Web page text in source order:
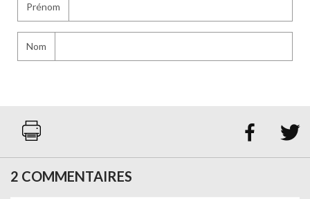
Prénom
Nom
 
2 COMMENTAIRES